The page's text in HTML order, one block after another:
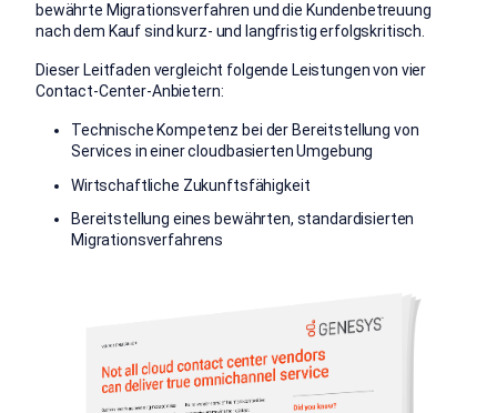
bewährte Migrationsverfahren und die Kundenbetreuung
nach dem Kauf sind kurz- und langfristig erfolgskritisch.
Dieser Leitfaden vergleicht folgende Leistungen von vier
Contact-Center-Anbietern:
Technische Kompetenz bei der Bereitstellung von
Services in einer cloudbasierten Umgebung
Wirtschaftliche Zukunftsfähigkeit
Bereitstellung eines bewährten, standardisierten
Migrationsverfahrens